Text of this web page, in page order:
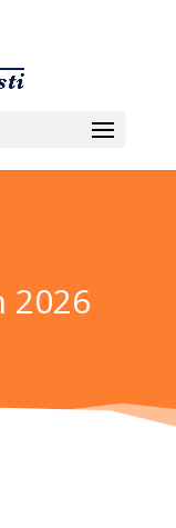
2026